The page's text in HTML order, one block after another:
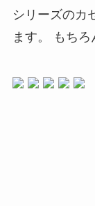
シリーズのカ
ます。 もちろ